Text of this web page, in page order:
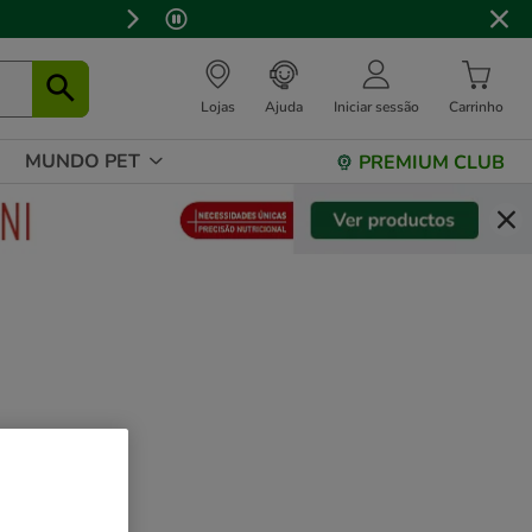
Lojas Ajuda Iniciar sessão Carrinho
MUNDO PET PREMIUM CLUB